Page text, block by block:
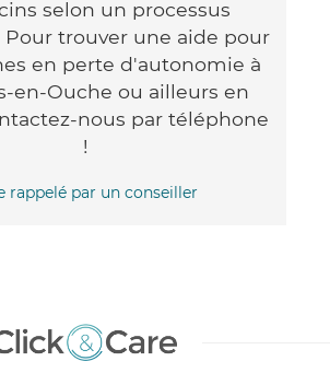
selon un processus
Pour trouver une aide pour
en perte d'autonomie à
en-Ouche ou ailleurs en
nous par téléphone
!
rappelé par un conseiller